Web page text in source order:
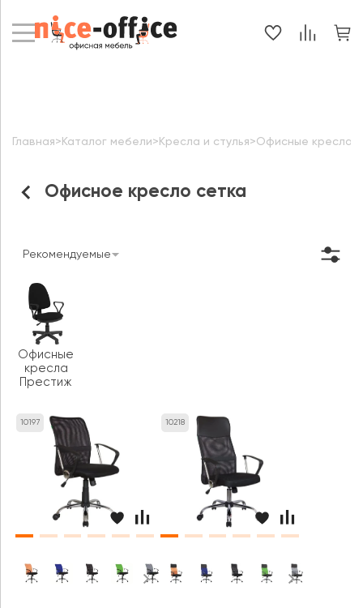
Офисное кресло сетка
Главная> Каталог мебели> Кресла и стулья>Офисные кресла
Рекомендуемые
10197 10218
Офисные
кресла
Престиж